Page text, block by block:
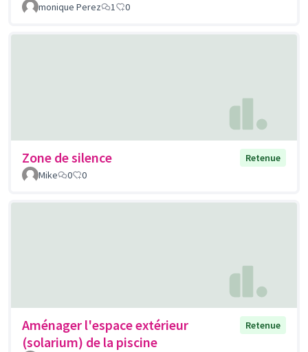
monique Perez 1 0
Zone de silence
Retenue
Mike
0 0
Aménager l'espace extérieur
(solarium) de la piscine
Retenue